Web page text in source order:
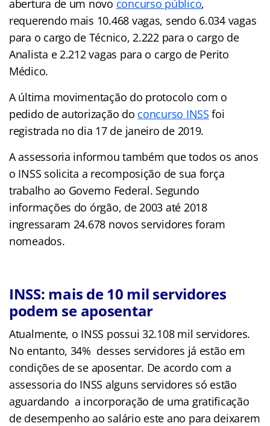
abertura de um novo concurso público,
requerendo mais 10.468 vagas, sendo 6.034 vagas
para o cargo de Técnico, 2.222 para o cargo de
Analista e 2.212 vagas para o cargo de Perito
Médico.
A última movimentação do protocolo com o
pedido de autorização do concurso INSS foi
registrada no dia 17 de janeiro de 2019.
A assessoria informou também que todos os anos
o INSS solicita a recomposição de sua força
trabalho ao Governo Federal. Segundo
informações do órgão, de 2003 até 2018
ingressaram 24.678 novos servidores foram
nomeados.
INSS: mais de 10 mil servidores
podem se aposentar
Atualmente, o INSS possui 32.108 mil servidores.
No entanto, 34% desses servidores já estão em
condições de se aposentar. De acordo com a
assessoria do INSS alguns servidores só estão
aguardando a incorporação de uma gratificação
de desempenho ao salário este ano para deixarem